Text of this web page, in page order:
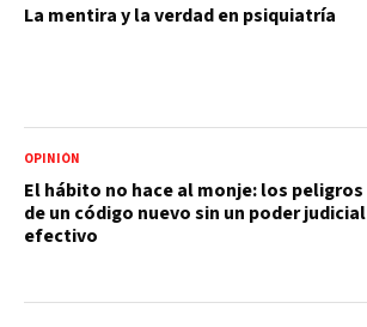
La mentira y la verdad en psiquiatría
OPINIÓN
El hábito no hace al monje: los peligros
de un código nuevo sin un poder judicial
efectivo